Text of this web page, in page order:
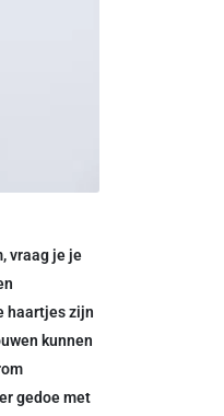
vraag je je
haartjes zijn
kunnen
gedoe met